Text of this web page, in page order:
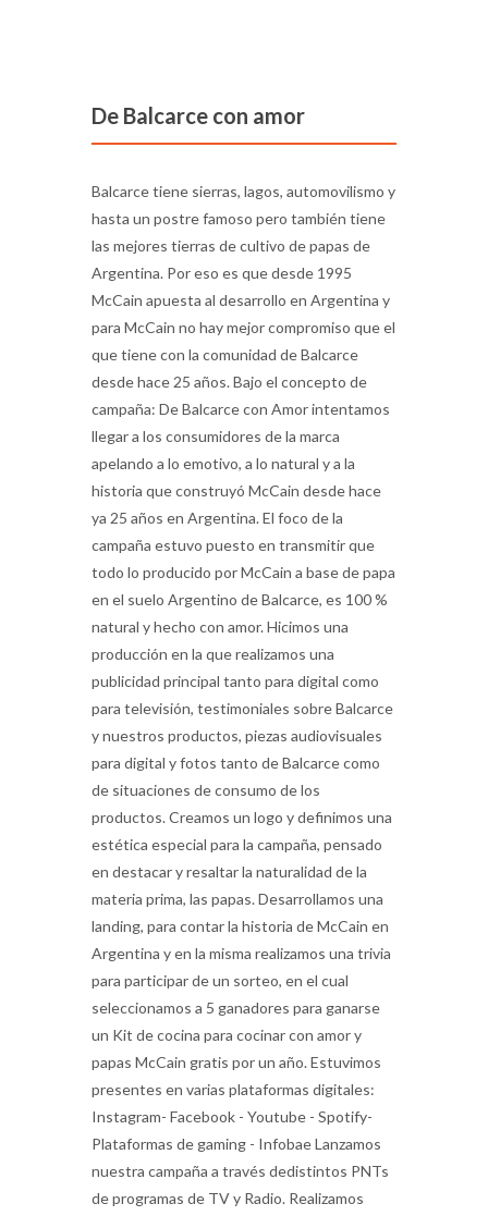
De Balcarce con amor
Balcarce tiene sierras, lagos, automovilismo y
hasta un postre famoso pero también tiene
las mejores tierras de cultivo de papas de
Argentina. Por eso es que desde 1995
McCain apuesta al desarrollo en Argentina y
para McCain no hay mejor compromiso que el
que tiene con la comunidad de Balcarce
desde hace 25 años. Bajo el concepto de
campaña: De Balcarce con Amor intentamos
llegar a los consumidores de la marca
apelando a lo emotivo, a lo natural y a la
historia que construyó McCain desde hace
ya 25 años en Argentina. El foco de la
campaña estuvo puesto en transmitir que
todo lo producido por McCain a base de papa
en el suelo Argentino de Balcarce, es 100 %
natural y hecho con amor. Hicimos una
producción en la que realizamos una
publicidad principal tanto para digital como
para televisión, testimoniales sobre Balcarce
y nuestros productos, piezas audiovisuales
para digital y fotos tanto de Balcarce como
de situaciones de consumo de los
productos. Creamos un logo y definimos una
estética especial para la campaña, pensado
en destacar y resaltar la naturalidad de la
materia prima, las papas. Desarrollamos una
landing, para contar la historia de McCain en
Argentina y en la misma realizamos una trivia
para participar de un sorteo, en el cual
seleccionamos a 5 ganadores para ganarse
un Kit de cocina para cocinar con amor y
papas McCain gratis por un año. Estuvimos
presentes en varias plataformas digitales:
Instagram- Facebook - Youtube - Spotify-
Plataformas de gaming - Infobae Lanzamos
nuestra campaña a través dedistintos PNTs
de programas de TV y Radio. Realizamos